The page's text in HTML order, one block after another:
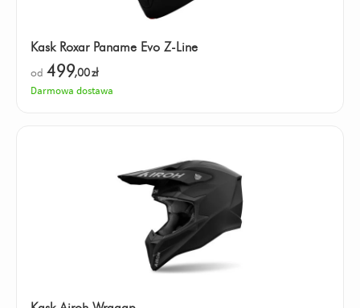
Kask Roxar Paname Evo Z-Line
od 499,00zł
Darmowa dostawa